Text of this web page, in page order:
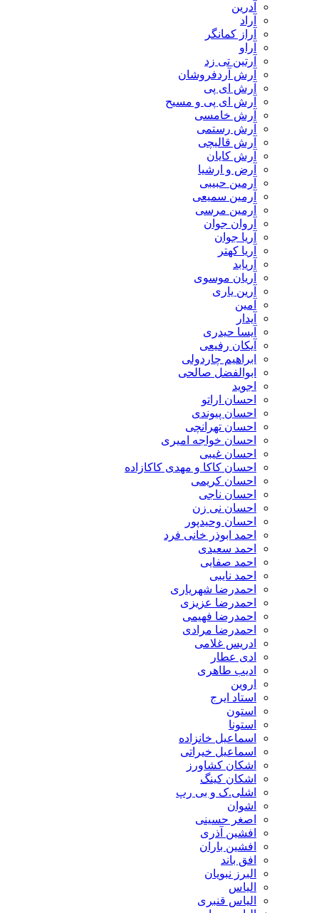
آراز کمانگر
آرتین تی زد
آرش آردفروشان
آرش ای پی
آرش ای پی و مسیح
آرش خامسی
آرش رستمی
آرش قالیچی
آرش کایان
​آرض و ارشیا
آرمین حبیبی
آرمین سمیعی
آرمین مرسی
آروان جوان
آریا جوان
آریا کهتر
آریان موسوی
آرین یاری
آیسا حیدری
آیکان رفیعی
ابراهیم چاردولی
ابوالفضل صالحی
احسان اراتو
احسان پیوندی
احسان تهرانچی
احسان خواجه امیری
احسان غیبی
احسان کاکا و مهدی کاکازاده
احسان کریمی
احسان ناجی
احسان نی زن
احسان وحیدپور
احمد ابوذر خانی فرد
احمد سعیدی
احمد صفایی
احمد نایبی
احمدرضا شهریاری
احمدرضا عزیزی
احمدرضا فهیمی
احمدرضا مرادی
ادریس غلامی
ادی عطار
ادیب طاهری
استاد ایرج
اسماعیل خانزاده
اسماعیل خیراتی
اشکان کشاورز
اشکان کینگ
اشلی.ک و بی رپ
اصغر حسینی
افشین آذری
افشین باران
افق باند
البرز نبویان
الیاس قنبرى